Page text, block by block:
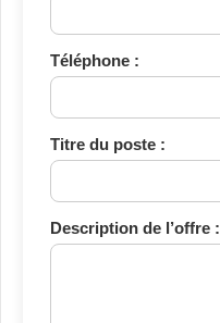
Téléphone :
Titre du poste :
Description de l’offre :